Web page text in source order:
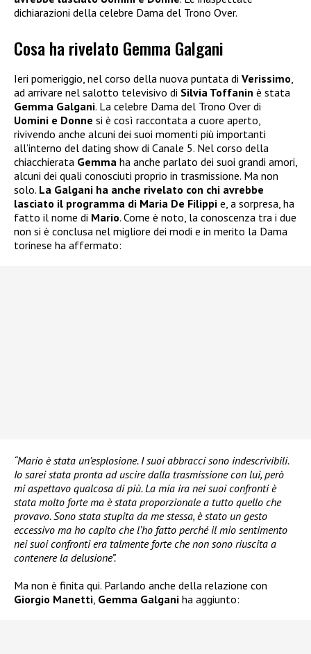
dichiarazioni della celebre Dama del Trono Over.
Cosa ha rivelato Gemma Galgani
Ieri pomeriggio, nel corso della nuova puntata di Verissimo
ad arrivare nel salotto televisivo di Silvia Toffanin è stata
Gemma Galgani. La celebre Dama del Trono Over di
Uomini e Donne si è così raccontata a cuore aperto,
rivivendo anche alcuni dei suoi momenti più importanti
all’interno del dating show di Canale 5. Nel corso della
chiacchierata Gemma ha anche parlato dei suoi grandi amori,
alcuni dei quali conosciuti proprio in trasmissione. Ma non
solo. La Galgani ha anche rivelato con chi avrebbe
lasciato il programma di Maria De Filippi e, a sorpresa, ha
fatto il nome di Mario. Come è noto, la conoscenza tra i due
non si è conclusa nel migliore dei modi e in merito la Dama
torinese ha affermato:
“Mario è stata un’esplosione. I suoi abbracci sono indescrivibili.
Io sarei stata pronta ad uscire dalla trasmissione con lui, però
mi aspettavo qualcosa di più. La mia ira nei suoi confronti è
stata molto forte ma è stata proporzionale a tutto quello che
provavo. Sono stata stupita da me stessa, è stato un gesto
eccessivo ma ho capito che l’ho fatto perché il mio sentimento
nei suoi confronti era talmente forte che non sono riuscita a
contenere la delusione”.
Ma non è finita qui. Parlando anche della relazione con
Giorgio Manetti Gemma Galgani ha aggiunto: